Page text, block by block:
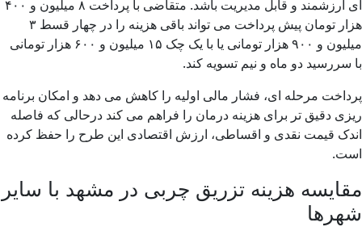
ای ارزشمند و قابل مدیریت باشد. متقاضی با پرداخت ۸ میلیون و ۴۰۰
هزار تومان پیش پرداخت می تواند باقی هزینه را در چهار قسط ۳
میلیون و ۹۰۰ هزار تومانی یا با یک چک ۱۵ میلیون و ۶۰۰ هزار تومانی
با سررسید دو ماه و نیم تسویه کند.
پرداخت مرحله ای، فشار مالی اولیه را کاهش می دهد و امکان برنامه
ریزی دقیق تر برای هزینه درمان را فراهم می کند درحالی که فاصله
اندک قیمت نقدی و اقساطی، ارزش اقتصادی این طرح را حفظ کرده
است.
مقایسه هزینه تزریق چربی در مشهد با سایر
شهرها